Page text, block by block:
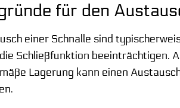
für den
einer Schnalle sind
Schließfunktion beeinträchtigen.
Lagerung kann einen